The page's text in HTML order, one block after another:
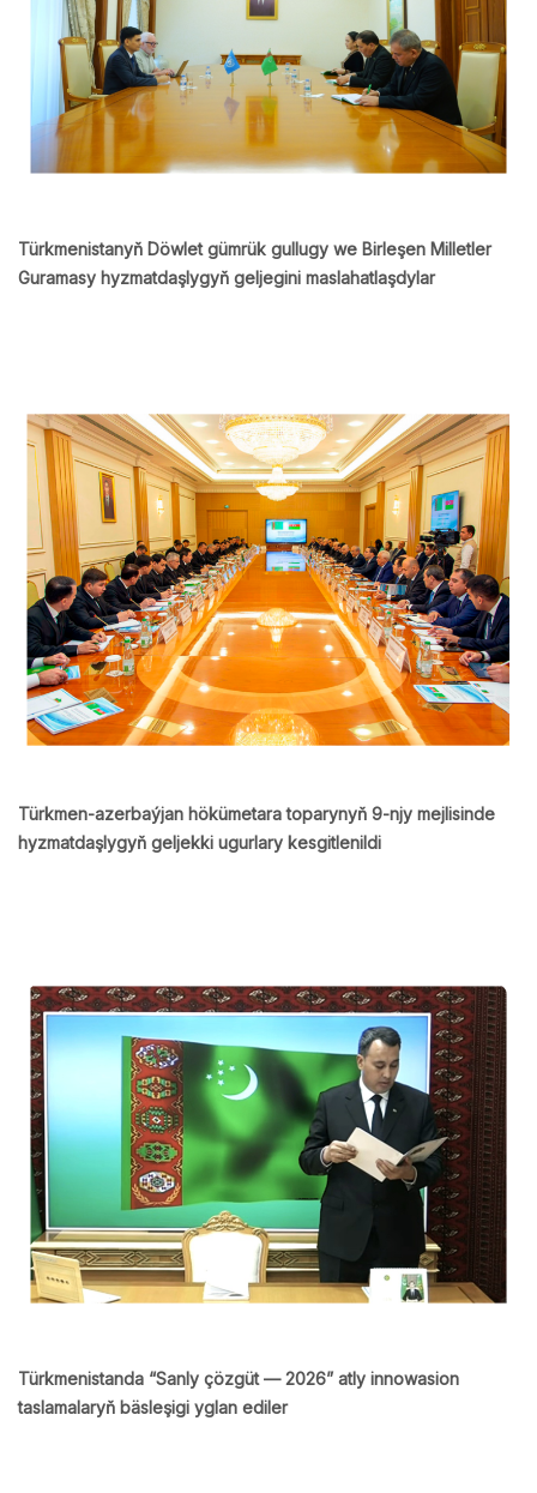
Türkmenistanyň Döwlet gümrük gullugy we Birleşen Milletler
Guramasy hyzmatdaşlygyň geljegini maslahatlaşdylar
Türkmen-azerbaýjan hökümetara toparynyň 9-njy mejlisinde
hyzmatdaşlygyň geljekki ugurlary kesgitlenildi
Türkmenistanda “Sanly çözgüt — 2026” atly innowasion
taslamalaryň bäsleşigi yglan ediler